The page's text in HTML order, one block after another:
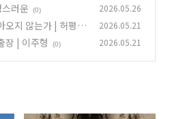
러운 (0) 2026.05.26
오지 않는가 | 허평강 2026.05.21
장 | 이주형 (0) 2026.05.21